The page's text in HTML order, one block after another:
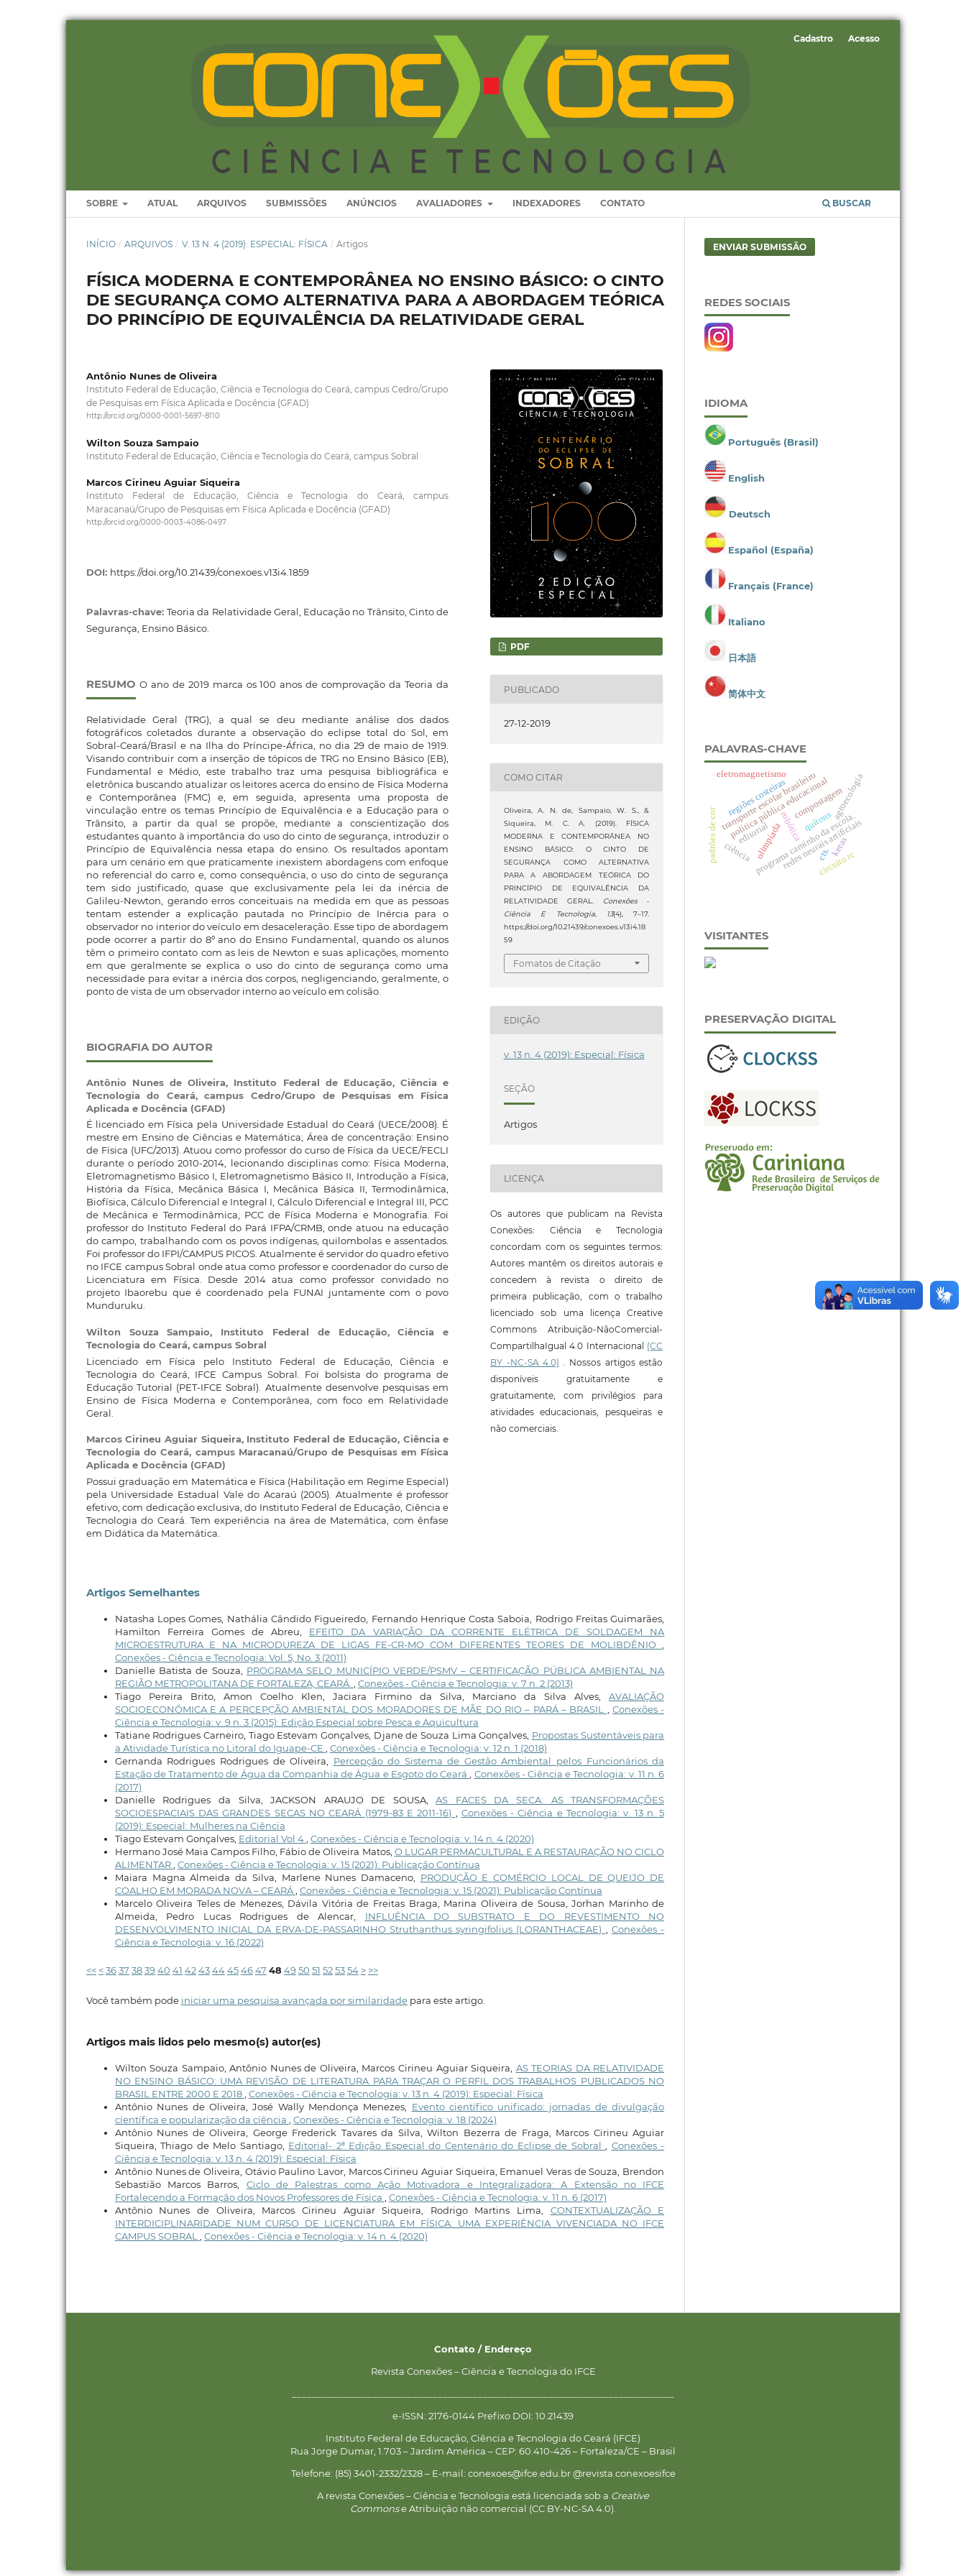
SOBRE ATUAL ARQUIVOS SUBMISSÕES ANÚNCIOS AVALIADORES INDEXADORES CONTATO BUSCAR
Cadastro Acesso
INÍCIO / ARQUIVOS / V. 13 N. 4 (2019): ESPECIAL: FÍSICA / Artigos
FÍSICA MODERNA E CONTEMPORÂNEA NO ENSINO BÁSICO: O CINTO
DE SEGURANÇA COMO ALTERNATIVA PARA A ABORDAGEM TEÓRICA
DO PRINCÍPIO DE EQUIVALÊNCIA DA RELATIVIDADE GERAL
Antônio Nunes de Oliveira
Instituto Federal de Educação, Ciência e Tecnologia do Ceará, campus Cedro/Grupo
de Pesquisas em Física Aplicada e Docência (GFAD)
http://orcid.org/0000-0001-5697-8110
Wilton Souza Sampaio
Instituto Federal de Educação, Ciência e Tecnologia do Ceará, campus Sobral
Marcos Cirineu Aguiar Siqueira
Instituto Federal de Educação, Ciência e Tecnologia do Ceará, campus
Maracanaú/Grupo de Pesquisas em Física Aplicada e Docência (GFAD)
http://orcid.org/0000-0003-4086-0497
DOI: https://doi.org/10.21439/conexoes.v13i4.1859
Palavras-chave:Teoria da Relatividade Geral, Educação no Trânsito, Cinto de
Segurança, Ensino Básico.
RESUMO O ano de 2019 marca os 100 anos de comprovação da Teoria da
Relatividade Geral (TRG), a qual se deu mediante análise dos dados
fotográficos coletados durante a observação do eclipse total do Sol, em
Sobral-Ceará/Brasil e na Ilha do Príncipe-África, no dia 29 de maio de 1919.
Visando contribuir com a inserção de tópicos de TRG no Ensino Básico (EB),
Fundamental e Médio, este trabalho traz uma pesquisa bibliográfica e
eletrônica buscando atualizar os leitores acerca do ensino de Física Moderna
e Contemporânea (FMC) e, em seguida, apresenta uma proposta de
vinculação entre os temas Princípio de Equivalência e a Educação para o
Trânsito, a partir da qual se propõe, mediante a conscientização dos
estudantes quanto à importância do uso do cinto de segurança, introduzir o
Princípio de Equivalência nessa etapa do ensino. Os resultados apontam
para um cenário em que praticamente inexistem abordagens com enfoque
no referencial do carro e, como consequência, o uso do cinto de segurança
tem sido justificado, quase que exclusivamente pela lei da inércia de
Galileu-Newton, gerando erros conceituais na medida em que as pessoas
tentam estender a explicação pautada no Princípio de Inércia para o
observador no interior do veículo em desaceleração. Esse tipo de abordagem
pode ocorrer a partir do 8º ano do Ensino Fundamental, quando os alunos
têm o primeiro contato com as leis de Newton e suas aplicações, momento
em que geralmente se explica o uso do cinto de segurança como uma
necessidade para evitar a inércia dos corpos, negligenciando, geralmente, o
ponto de vista de um observador interno ao veículo em colisão.
BIOGRAFIA DO AUTOR
Antônio Nunes de Oliveira, Instituto Federal de Educação, Ciência e
Tecnologia do Ceará, campus Cedro/Grupo de Pesquisas em Física
Aplicada e Docência (GFAD)
É licenciado em Física pela Universidade Estadual do Ceará (UECE/2008). É
mestre em Ensino de Ciências e Matemática; Área de concentração: Ensino
de Física (UFC/2013). Atuou como professor do curso de Física da UECE/FECLI
durante o período 2010-2014, lecionando disciplinas como: Física Moderna,
Eletromagnetismo Básico I, Eletromagnetismo Básico II, Introdução a Física,
História da Física, Mecânica Básica I, Mecânica Básica II, Termodinâmica,
Biofísica, Cálculo Diferencial e Integral I, Cálculo Diferencial e Integral III, PCC
de Mecânica e Termodinâmica, PCC de Física Moderna e Monografia. Foi
professor do Instituto Federal do Pará IFPA/CRMB, onde atuou na educação
do campo, trabalhando com os povos indígenas, quilombolas e assentados.
Foi professor do IFPI/CAMPUS PICOS. Atualmente é servidor do quadro efetivo
no IFCE campus Sobral onde atua como professor e coordenador do curso de
Licenciatura em Física. Desde 2014 atua como professor convidado no
projeto Ibaorebu que é coordenado pela FUNAI juntamente com o povo
Munduruku.
Wilton Souza Sampaio, Instituto Federal de Educação, Ciência e
Tecnologia do Ceará, campus Sobral
Licenciado em Física pelo Instituto Federal de Educação, Ciência e
Tecnologia do Ceará, IFCE Campus Sobral. Foi bolsista do programa de
Educação Tutorial (PET-IFCE Sobral). Atualmente desenvolve pesquisas em
Ensino de Física Moderna e Contemporânea, com foco em Relatividade
Geral.
Marcos Cirineu Aguiar Siqueira, Instituto Federal de Educação, Ciência e
Tecnologia do Ceará, campus Maracanaú/Grupo de Pesquisas em Física
Aplicada e Docência (GFAD)
Possui graduação em Matemática e Física (Habilitação em Regime Especial)
pela Universidade Estadual Vale do Acaraú (2005). Atualmente é professor
efetivo, com dedicação exclusiva, do Instituto Federal de Educação, Ciência e
Tecnologia do Ceará. Tem experiência na área de Matemática, com ênfase
em Didática da Matemática.
PDF
PUBLICADO
27-12-2019
COMO CITAR
Oliveira, A. N. de, Sampaio, W. S., &
Siqueira, M. C. A. (2019). FÍSICA
MODERNA E CONTEMPORÂNEA NO
ENSINO BÁSICO: O CINTO DE
SEGURANÇA COMO ALTERNATIVA
PARA A ABORDAGEM TEÓRICA DO
PRINCÍPIO DE EQUIVALÊNCIA DA
RELATIVIDADE GERAL.
Conexões -
Ciência E Tecnologia, 13(4), 7–17.
https://doi.org/10.21439/conexoes.v13i4.18
59
Fomatos de Citação
EDIÇÃO
v. 13 n. 4 (2019): Especial: Física
SEÇÃO
Artigos
LICENÇA
Os autores que publicam na Revista
Conexões: Ciência e Tecnologia
concordam com os seguintes termos:
Autores mantêm os direitos autorais e
concedem à revista o direito de
primeira publicação, com o trabalho
licenciado sob uma licença Creative
Commons Atribuição-NãoComercial-
CompartilhaIgual 4.0 Internacional (CC
BY -NC-SA 4.0) . Nossos artigos estão
disponíveis gratuitamente e
gratuitamente, com privilégios para
atividades educacionais, pesqueiras e
não comerciais.
Artigos Semelhantes
Natasha Lopes Gomes, Nathália Cândido Figueiredo, Fernando Henrique Costa Saboia, Rodrigo Freitas Guimarães,
Hamilton Ferreira Gomes de Abreu, EFEITO DA VARIAÇÃO DA CORRENTE ELÉTRICA DE SOLDAGEM NA
MICROESTRUTURA E NA MICRODUREZA DE LIGAS FE-CR-MO COM DIFERENTES TEORES DE MOLIBDÊNIO,
Conexões - Ciência e Tecnologia: Vol. 5, No. 3 (2011)
Danielle Batista de Souza, PROGRAMA SELO MUNICÍPIO VERDE/PSMV – CERTIFICAÇÃO PÚBLICA AMBIENTAL NA
REGIÃO METROPOLITANA DE FORTALEZA, CEARÁ. , Conexões - Ciência e Tecnologia: v. 7 n. 2 (2013)
Tiago Pereira Brito, Amon Coelho Klen, Jaciara Firmino da Silva, Marciano da Silva Alves,AVALIAÇÃO
SOCIOECONÔMICA E A PERCEPÇÃO AMBIENTAL DOS MORADORES DE MÃE DO RIO – PARÁ – BRASIL , Conexões -
Ciência e Tecnologia: v. 9 n. 3 (2015): Edição Especial sobre Pesca e Aquicultura
Tatiane Rodrigues Carneiro, Tiago Estevam Gonçalves, Djane de Souza Lima Gonçalves, Propostas Sustentáveis para
a Atividade Turística no Litoral do Iguape-CE , Conexões - Ciência e Tecnologia: v. 12 n. 1 (2018)
Gernanda Rodrigues Rodrigues de Oliveira, Percepção do Sistema de Gestão Ambiental pelos Funcionários da
Estação de Tratamento de Água da Companhia de Água e Esgoto do Ceará, Conexões - Ciência e Tecnologia: v. 11 n. 6
(2017)
Danielle Rodrigues da Silva, JACKSON ARAUJO DE SOUSA,AS FACES DA SECA: AS TRANSFORMAÇÕES
SOCIOESPACIAIS DAS GRANDES SECAS NO CEARÁ (1979-83 E 2011-16) , Conexões - Ciência e Tecnologia: v. 13 n. 5
(2019): Especial: Mulheres na Ciência
Tiago Estevam Gonçalves, Editorial Vol 4, Conexões - Ciência e Tecnologia: v. 14 n. 4 (2020)
Hermano José Maia Campos Filho, Fábio de Oliveira Matos, O LUGAR PERMACULTURAL E A RESTAURAÇÃO NO CICLO
ALIMENTAR, Conexões - Ciência e Tecnologia: v. 15 (2021): Publicação Contínua
Maiara Magna Almeida da Silva, Marlene Nunes Damaceno, PRODUÇÃO E COMÉRCIO LOCAL DE QUEIJO DE
COALHO EM MORADA NOVA – CEARÁ, Conexões - Ciência e Tecnologia: v. 15 (2021): Publicação Contínua
Marcelo Oliveira Teles de Menezes, Dávila Vitória de Freitas Braga, Marina Oliveira de Sousa, Jorhan Marinho de
Almeida, Pedro Lucas Rodrigues de Alencar, INFLUÊNCIA DO SUBSTRATO E DO REVESTIMENTO NO
DESENVOLVIMENTO INICIAL DA ERVA-DE-PASSARINHO Struthanthus syringifolius (LORANTHACEAE) , Conexões -
Ciência e Tecnologia: v. 16 (2022)
<< <3637 383940 41 424344454647 48 4950 51 525354 > >>
Você também pode iniciar uma pesquisa avançada por similaridadepara este artigo.
Artigos mais lidos pelo mesmo(s) autor(es)
Wilton Souza Sampaio, Antônio Nunes de Oliveira, Marcos Cirineu Aguiar Siqueira, AS TEORIAS DA RELATIVIDADE
NO ENSINO BÁSICO: UMA REVISÃO DE LITERATURA PARA TRAÇAR O PERFIL DOS TRABALHOS PUBLICADOS NO
BRASIL ENTRE 2000 E 2018, Conexões - Ciência e Tecnologia: v. 13 n. 4 (2019): Especial: Física
Antônio Nunes de Oliveira, José Wally Mendonça Menezes, Evento científico unificado: jornadas de divulgação
científica e popularização da ciência , Conexões - Ciência e Tecnologia: v. 18 (2024)
Antônio Nunes de Oliveira, George Frederick Tavares da Silva, Wilton Bezerra de Fraga, Marcos Cirineu Aguiar
Siqueira, Thiago de Melo Santiago, Editorial- 2ª Edição Especial do Centenário do Eclipse de Sobral, Conexões -
Ciência e Tecnologia: v. 13 n. 4 (2019): Especial: Física
Antônio Nunes de Oliveira, Otávio Paulino Lavor, Marcos Cirineu Aguiar Siqueira, Emanuel Veras de Souza, Brendon
Sebastião Marcos Barros, Ciclo de Palestras como Ação Motivadora e Integralizadora: A Extensão no IFCE
Fortalecendo a Formação dos Novos Professores de Física , Conexões - Ciência e Tecnologia: v. 11 n. 6 (2017)
Antônio Nunes de Oliveira, Marcos Cirineu Aguiar Siqueira, Rodrigo Martins Lima, CONTEXTUALIZAÇÃO E
INTERDICIPLINARIDADE NUM CURSO DE LICENCIATURA EM FÍSICA: UMA EXPERIÊNCIA VIVENCIADA NO IFCE
CAMPUS SOBRAL, Conexões - Ciência e Tecnologia: v. 14 n. 4 (2020)
ENVIAR SUBMISSÃO
REDES SOCIAIS
IDIOMA
Português (Brasil)
English
Deutsch
Español (España)
Français (France)
Italiano
日本語
简体中文
PALAVRAS-CHAVE
editorial
olimpíada
política pública educacional
transporte escolar brasileiro
programa caminho da escola.
padrões de cor quítons
regiões costeiras
robótica
redes neurais artificiais
keras
cts.
agroecologia
compostagem
eletromagnetismo
ciência circuito rc
VISITANTES
PRESERVAÇÃO DIGITAL
Contato / Endereço
Revista Conexões – Ciência e Tecnologia do IFCE
e-ISSN: 2176-0144 Prefixo DOI: 10.21439
Instituto Federal de Educação, Ciência e Tecnologia do Ceará (IFCE)
Rua Jorge Dumar, 1.703 – Jardim América – CEP: 60.410-426 – Fortaleza/CE – Brasil
Telefone: (85) 3401-2332/2328 – E-mail: conexoes@ifce.edu.br @revista.conexoesifce
A revista Conexões – Ciência e Tecnologia está licenciada sob a Creative
Commonse Atribuição não comercial (CC BY-NC-SA 4.0).